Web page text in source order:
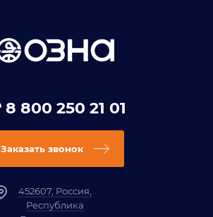
8 800 250 21 01
Заказать звонок
452607, Россия,
Республика